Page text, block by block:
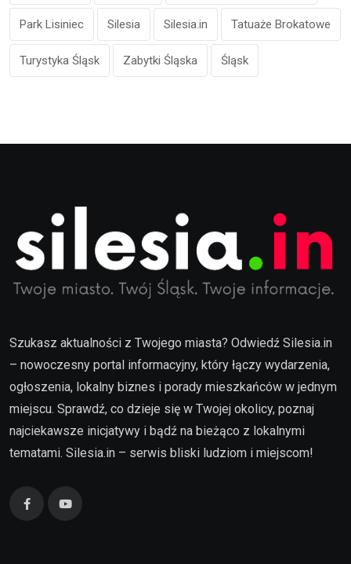
Park Lisiniec Silesia Silesia.in Tatuaże Brokatowe
Turystyka Śląsk Zabytki Śląska Śląsk
Szukasz aktualności z Twojego miasta? Odwiedź Silesia.in
– nowoczesny portal informacyjny, który łączy wydarzenia,
ogłoszenia, lokalny biznes i porady mieszkańców w jednym
miejscu. Sprawdź, co dzieje się w Twojej okolicy, poznaj
najciekawsze inicjatywy i bądź na bieżąco z lokalnymi
tematami. Silesia.in – serwis bliski ludziom i miejscom!